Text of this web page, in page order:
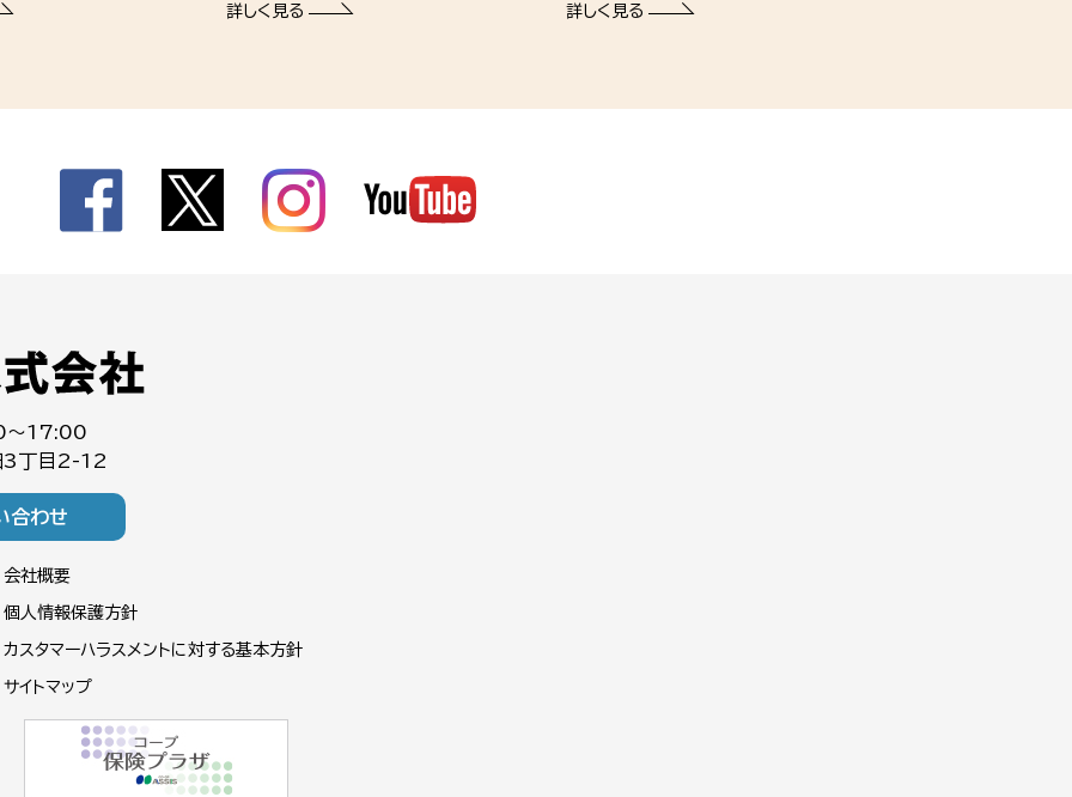
詳しく見る 詳しく見る
～17:00
3丁目2-12
合わせ
会社概要
個人情報保護方針
カスタマーハラスメントに対する基本方針
サイトマップ